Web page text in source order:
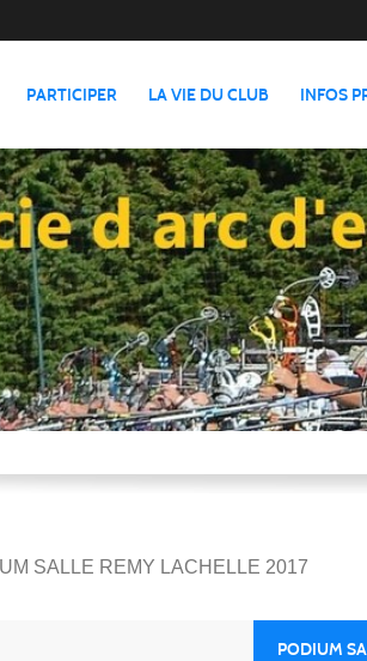
PARTICIPER LA VIE DU CLUB INFOS
SALLE REMY LACHELLE 2017
PODIUM